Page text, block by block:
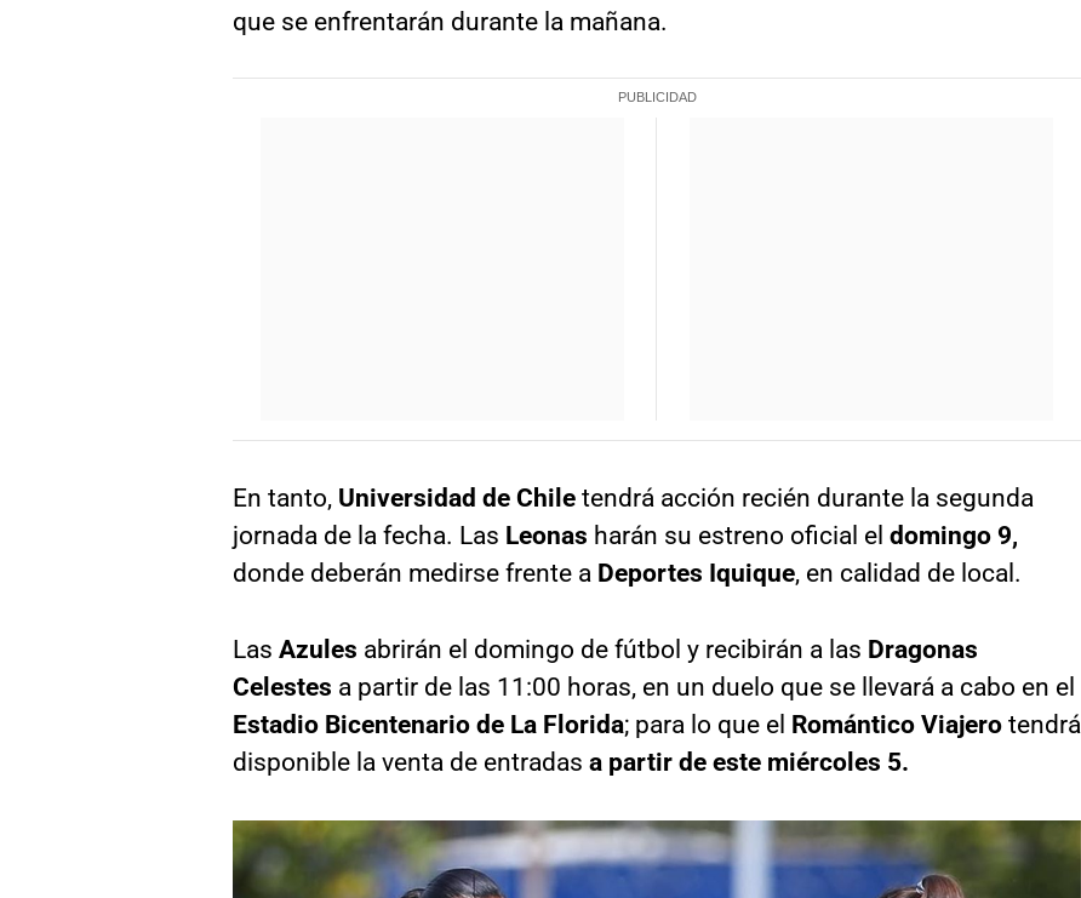
que se enfrentarán durante la mañana.
En tanto, Universidad de Chile tendrá acción recién durante la segunda
jornada de la fecha. Las Leonas harán su estreno oficial el domingo 9,
donde deberán medirse frente a Deportes Iquique, en calidad de local.
Las Azules abrirán el domingo de fútbol y recibirán a las Dragonas
Celestes a partir de las 11:00 horas, en un duelo que se llevará a cabo en el
Estadio Bicentenario de La Florida; para lo que el Romántico Viajero tendrá
disponible la venta de entradas a partir de este miércoles 5.